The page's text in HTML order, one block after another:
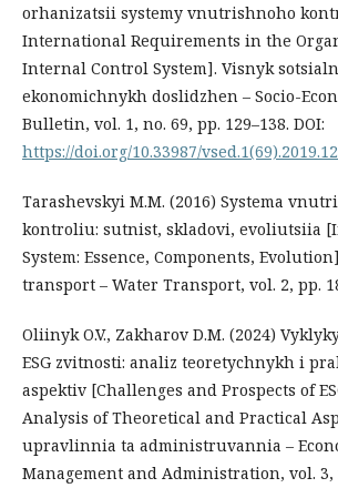
orhanizatsii systemy vnutrishnoho
International Requirements in the
Internal Control System]. Visnyk
ekonomichnykh doslidzhen – Socio-
Bulletin, vol. 1, no. 69, pp. 129–138. DOI:
https://doi.org/10.33987/
Tarashevskyi M.M. (2016) Systema
kontroliu: sutnist, skladovi, evoliutsiia
System: Essence, Components,
transport – Water Transport, vol. 2, pp.
Oliinyk O.V., Zakharov D.M. (2024)
ESG zvitnosti: analiz teoretychnykh i
aspektiv [Challenges and Prospects of
Analysis of Theoretical and Practical
upravlinnia ta administruvannia –
Management and Administration, vol. 3,